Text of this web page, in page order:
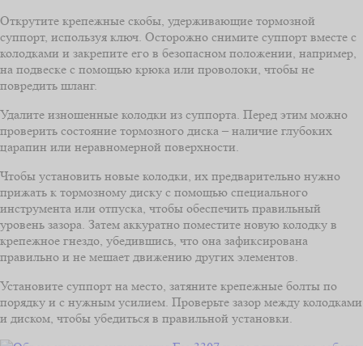
Открутите крепежные скобы, удерживающие тормозной
суппорт, используя ключ. Осторожно снимите суппорт вместе с
колодками и закрепите его в безопасном положении, например,
на подвеске с помощью крюка или проволоки, чтобы не
повредить шланг.
Удалите изношенные колодки из суппорта. Перед этим можно
проверить состояние тормозного диска – наличие глубоких
царапин или неравномерной поверхности.
Чтобы установить новые колодки, их предварительно нужно
прижать к тормозному диску с помощью специального
инструмента или отпуска, чтобы обеспечить правильный
уровень зазора. Затем аккуратно поместите новую колодку в
крепежное гнездо, убедившись, что она зафиксирована
правильно и не мешает движению других элементов.
Установите суппорт на место, затяните крепежные болты по
порядку и с нужным усилием. Проверьте зазор между колодками
и диском, чтобы убедиться в правильной установки.